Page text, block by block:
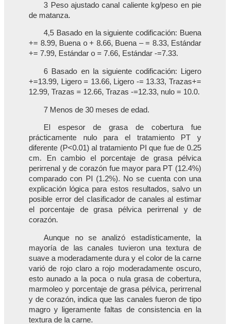
3 Peso ajustado canal caliente kg/peso en pie
de matanza.
4,5 Basado en la siguiente codificación: Buena
+= 8.99, Buena o + 8.66, Buena – = 8.33, Estándar
+= 7.99, Estándar o = 7.66, Estándar -=7.33.
6 Basado en la siguiente codificación: Ligero
+=13.99, Ligero = 13.66, Ligero -= 13.33, Trazas+=
12.99, Trazas = 12.66, Trazas -=12.33, nulo = 10.0.
7 Menos de 30 meses de edad.
El espesor de grasa de cobertura fue
prácticamente nulo para el tratamiento PT y
diferente (P<0.01) al tratamiento PI que fue de 0.25
cm. En cambio el porcentaje de grasa pélvica
perirrenal y de corazón fue mayor para PT (12.4%)
comparado con PI (1.2%). No se cuenta con una
explicación lógica para estos resultados, salvo un
posible error del clasificador de canales al estimar
el porcentaje de grasa pélvica perirrenal y de
corazón.
Aunque no se analizó estadísticamente, la
mayoría de las canales tuvieron una textura de
suave a moderadamente dura y el color de la carne
varió de rojo claro a rojo moderadamente oscuro,
esto aunado a la poca o nula grasa de cobertura,
marmoleo y porcentaje de grasa pélvica, perirrenal
y de corazón, indica que las canales fueron de tipo
magro y ligeramente faltas de consistencia en la
textura de la carne.